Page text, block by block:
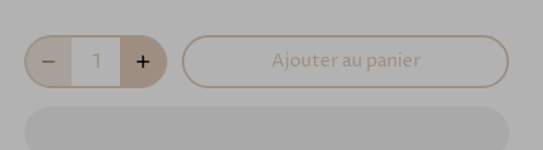
Ajouter au panier